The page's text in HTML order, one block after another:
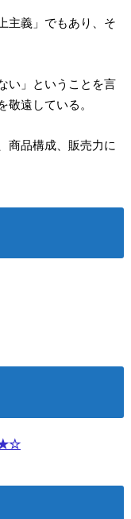
主義」でもあり、そ
い」ということを言
遠している。
商品構成、販売力に